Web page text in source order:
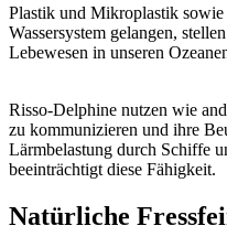
Plastik und Mikroplastik sowie
Wassersystem gelangen,
Lebewesen in unseren
Risso-Delphine nutzen wie
zu kommunizieren und ihre
Lärmbelastung durch Schiffe
beeinträchtigt diese Fähigkeit.
Natürliche